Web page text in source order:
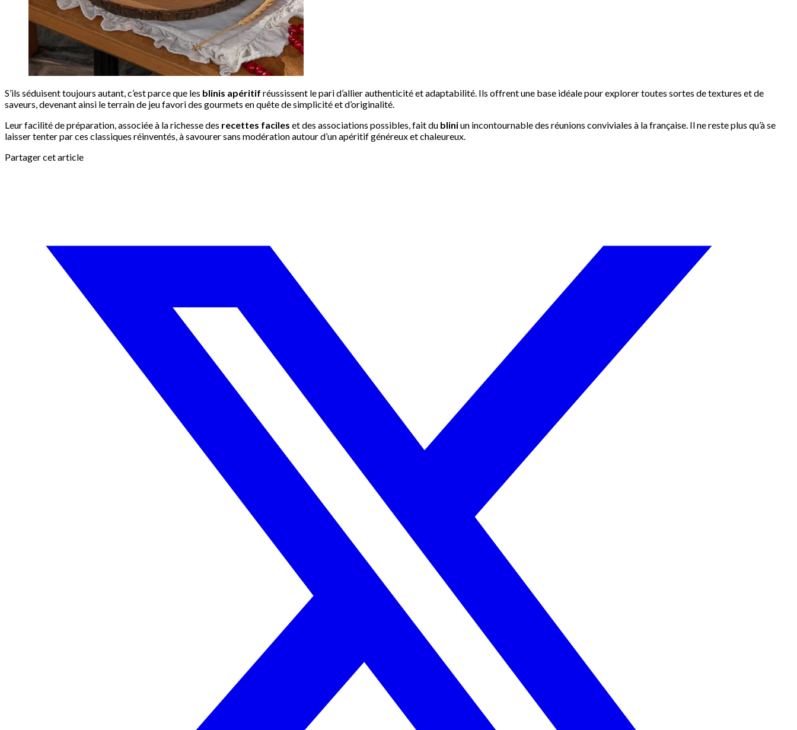
S’ils séduisent toujours autant, c’est parce que les blinis apéritif réussissent le pari d’allier authenticité et adaptabilité. Ils offrent une base idéale pour explorer toutes sortes de textures et de
saveurs, devenant ainsi le terrain de jeu favori des gourmets en quête de simplicité et d’originalité.
Leur facilité de préparation, associée à la richesse des recettes faciles et des associations possibles, fait du bliniun incontournable des réunions conviviales à la française. Il ne reste plus qu’à se
laisser tenter par ces classiques réinventés, à savourer sans modération autour d’un apéritif généreux et chaleureux.
Partager cet article